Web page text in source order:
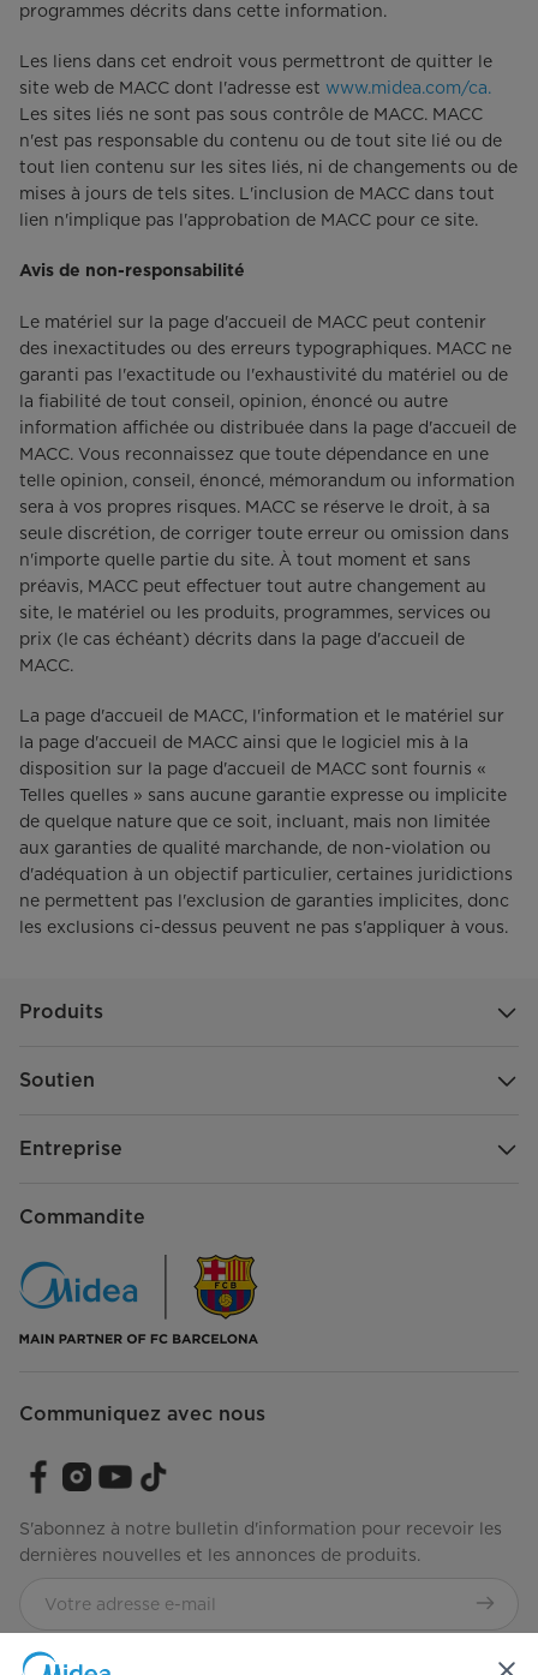
programmes décrits dans cette information.
Les liens dans cet endroit vous permettront de quitter le
site web de MACC dont l'adresse est www.midea.com/ca.
Les sites liés ne sont pas sous contrôle de MACC. MACC
n'est pas responsable du contenu ou de tout site lié ou de
tout lien contenu sur les sites liés, ni de changements ou de
mises à jours de tels sites. L'inclusion de MACC dans tout
lien n'implique pas l'approbation de MACC pour ce site.
Avis de non-responsabilité
Le matériel sur la page d'accueil de MACC peut contenir
des inexactitudes ou des erreurs typographiques. MACC ne
garanti pas l'exactitude ou l'exhaustivité du matériel ou de
la fiabilité de tout conseil, opinion, énoncé ou autre
information affichée ou distribuée dans la page d'accueil de
MACC. Vous reconnaissez que toute dépendance en une
telle opinion, conseil, énoncé, mémorandum ou information
sera à vos propres risques. MACC se réserve le droit, à sa
seule discrétion, de corriger toute erreur ou omission dans
n'importe quelle partie du site. À tout moment et sans
préavis, MACC peut effectuer tout autre changement au
site, le matériel ou les produits, programmes, services ou
prix (le cas échéant) décrits dans la page d'accueil de
MACC.
La page d'accueil de MACC, l'information et le matériel sur
la page d'accueil de MACC ainsi que le logiciel mis à la
disposition sur la page d'accueil de MACC sont fournis «
Telles quelles » sans aucune garantie expresse ou implicite
de quelque nature que ce soit, incluant, mais non limitée
aux garanties de qualité marchande, de non-violation ou
d'adéquation à un objectif particulier, certaines juridictions
ne permettent pas l'exclusion de garanties implicites, donc
les exclusions ci-dessus peuvent ne pas s'appliquer à vous.
Produits
Soutien
Entreprise
Commandite
Communiquez avec nous
S'abonnez à notre bulletin d'information pour recevoir les
dernières nouvelles et les annonces de produits.
Consultez notre façon de gérer vos données Modalités